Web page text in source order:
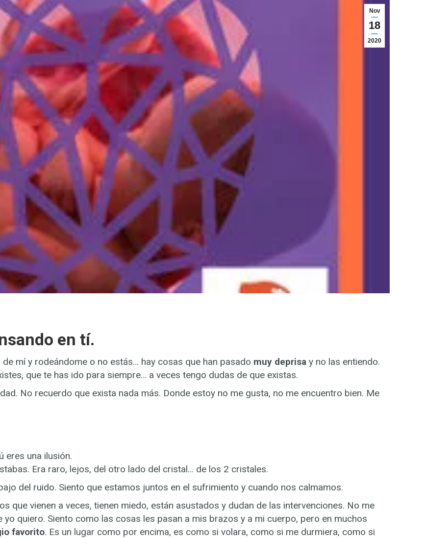
Nov
18
2020
en tí.
mí y rodeándome o no estás… hay cosas que han pasado muy deprisa y no las entiendo.
que te has ido para siempre… a veces tengo dudas de que existas.
No recuerdo que exista nada más. Donde estoy no me gusta, no me encuentro bien. Me
eres una ilusión.
Era raro, lejos, del otro lado del cristal… de los 2 cristales.
del ruido. Siento que estamos juntos en el sufrimiento y cuando nos calmamos.
que vienen a veces, tienen miedo, están asustados y dudan de las intervenciones. No me
quiero. Siento como las cosas les pasan a mis brazos y a mi cuerpo, pero en muchos
favorito. Es un lugar como por encima, es como si volara, como si me durmiera, como si